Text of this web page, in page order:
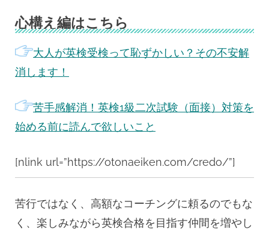
心構え編はこちら
大人が英検受検って恥ずかしい？その不安解
消します！
苦手感解消！英検1級二次試験（面接）対策を
始める前に読んで欲しいこと
[nlink url=”https://otonaeiken.com/credo/”]
苦行ではなく、高額なコーチングに頼るのでもな
く、楽しみながら英検合格を目指す仲間を増やし